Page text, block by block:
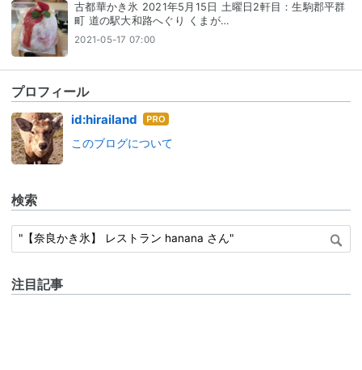
古都華かき氷 2021年5月15日 土曜日2軒目：生駒郡平群
町 道の駅大和路へぐり くまが…
2021-05-17 07:00
プロフィール
id:hirailand はて
ログ
このブログについて
検索
注目記事